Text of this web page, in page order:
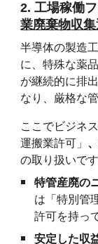
2. 工場稼働
業廃棄物収
半導体の製造
に、特殊な薬
が継続的に排
なり、厳格な
ここでビジネ
運搬業許可」
の取り扱いです
特管産廃の
は「特別管
許可を持っ
安定した収